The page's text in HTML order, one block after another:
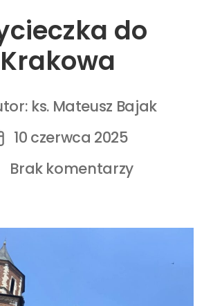
do
Krakowa
ks. Mateusz Bajak
10 czerwca 2025
Brak komentarzy